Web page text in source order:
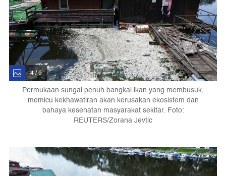
4 / 5
Permukaan sungai penuh bangkai ikan yang membusuk,
memicu kekhawatiran akan kerusakan ekosistem dan
bahaya kesehatan masyarakat sekitar. Foto:
REUTERS/Zorana Jevtic